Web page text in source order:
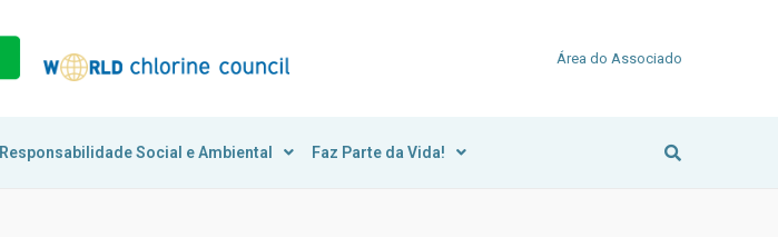
Área do Associado
Responsabilidade Social e Ambiental Faz Parte da Vida!